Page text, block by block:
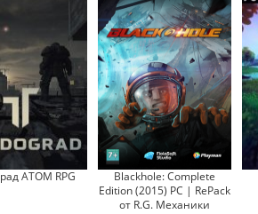
ATOM RPG
Blackhole: Complete
Edition (2015) PC | RePack
от R.G. Механики